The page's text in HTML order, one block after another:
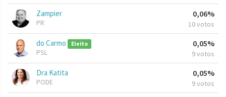
Zampier
PR
0,06%
10 votos
do Carmo Eleito
PSL
0,05%
9 votos
Dra Katita
PODE
0,05%
9 votos